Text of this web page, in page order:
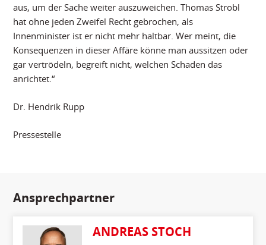
aus, um der Sache weiter auszuweichen. Thomas Strobl
hat ohne jeden Zweifel Recht gebrochen, als
Innenminister ist er nicht mehr haltbar. Wer meint, die
Konsequenzen in dieser Affäre könne man aussitzen oder
gar vertrödeln, begreift nicht, welchen Schaden das
anrichtet.“
Dr. Hendrik Rupp
Pressestelle
Ansprechpartner
ANDREAS STOCH